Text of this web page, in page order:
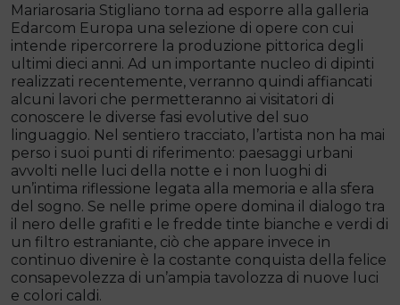
Mariarosaria Stigliano torna ad esporre alla galleria
Edarcom Europa una selezione di opere con cui
intende ripercorrere la produzione pittorica degli
ultimi dieci anni. Ad un importante nucleo di dipinti
realizzati recentemente, verranno quindi affiancati
alcuni lavori che permetteranno ai visitatori di
conoscere le diverse fasi evolutive del suo
linguaggio. Nel sentiero tracciato, l’artista non ha mai
perso i suoi punti di riferimento: paesaggi urbani
avvolti nelle luci della notte e i non luoghi di
un’intima riflessione legata alla memoria e alla sfera
del sogno. Se nelle prime opere domina il dialogo tra
il nero delle grafiti e le fredde tinte bianche e verdi di
un filtro estraniante, ciò che appare invece in
continuo divenire è la costante conquista della felice
consapevolezza di un’ampia tavolozza di nuove luci
e colori caldi.